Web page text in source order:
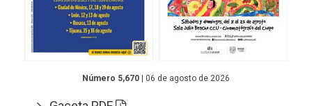
Número 5,670 | 06 de agosto de 2026